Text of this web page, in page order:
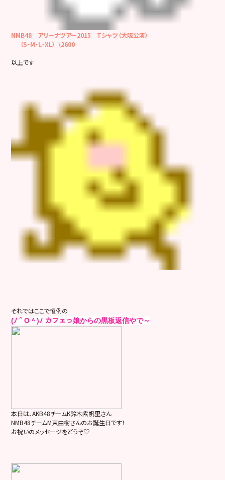
NMB48 アリーナツアー2015 Tシャツ（大阪公演）
（S・M・L・XL） \2600
以上です
それではここで恒例の
(ﾉ＾O＾)ﾉ カフェっ娘からの黒板返信やで～
本日は、AKB48チームK鈴木紫帆里さん
NMB48チームM東由樹さんのお誕生日です！
お祝いのメッセージをどうぞ♡